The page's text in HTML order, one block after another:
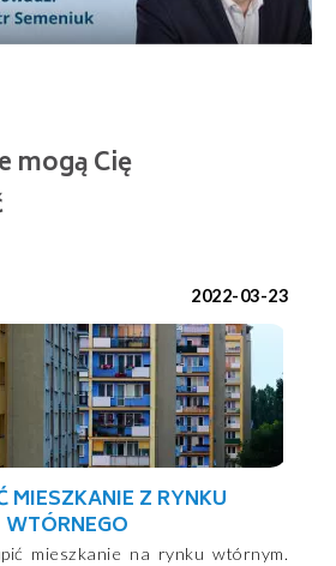
mogą Cię
2022-03-23
MIESZKANIE Z RYNKU
WTÓRNEGO
mieszkanie na rynku wtórnym.